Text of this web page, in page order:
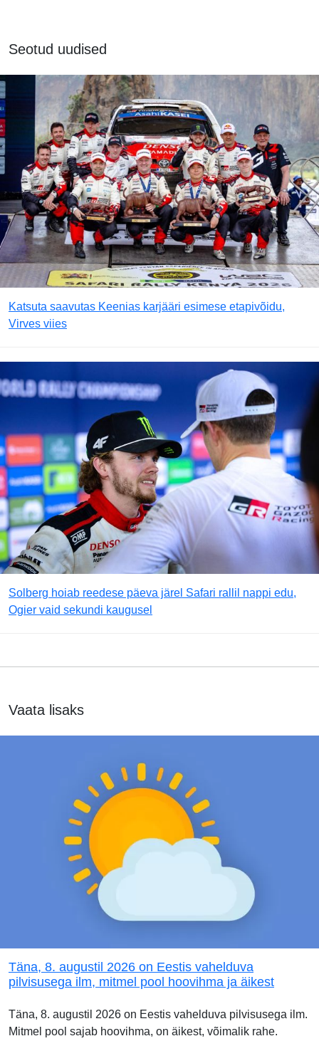
Seotud uudised
Katsuta saavutas Keenias karjääri esimese etapivõidu,
Virves viies
Solberg hoiab reedese päeva järel Safari rallil nappi edu,
Ogier vaid sekundi kaugusel
Vaata lisaks
Täna, 8. augustil 2026 on Eestis vahelduva
pilvisusega ilm, mitmel pool hoovihma ja äikest
Täna, 8. augustil 2026 on Eestis vahelduva pilvisusega ilm.
Mitmel pool sajab hoovihma, on äikest, võimalik rahe.